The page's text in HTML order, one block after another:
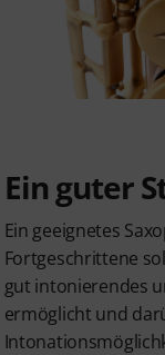
Ein guter
Ein geeignetes
Fortgeschrittene
gut intonierendes
ermöglicht und